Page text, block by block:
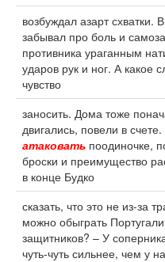
возбуждал азарт схватки.
забывал про боль и
противника ураганным
ударов рук и ног. А какое
чувство
заносить. Дома тоже
двигались, повели в
атаковать поодиночке,
броски и преимущество
в конце Будко
сказать, что это не из-за
можно обыграть
защитников? – У
чуть-чуть сильнее, чем у